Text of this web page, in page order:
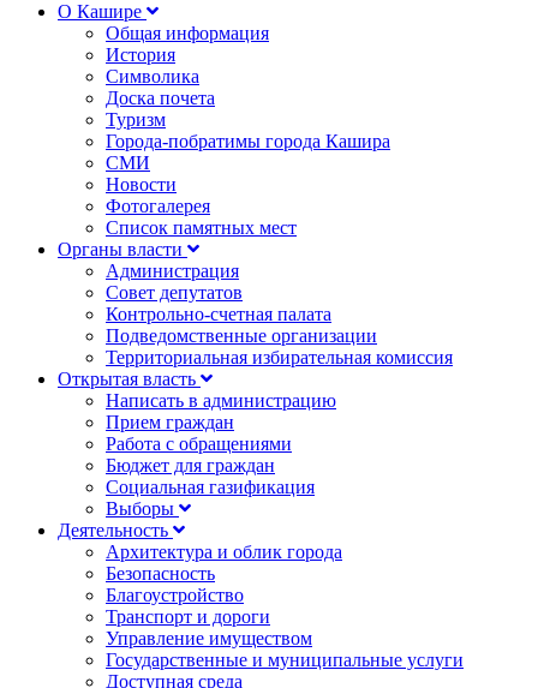
О Кашире
Общая информация
История
Символика
Доска почета
Туризм
Города-побратимы города Кашира
СМИ
Новости
Фотогалерея
Список памятных мест
Органы власти
Администрация
Совет депутатов
Контрольно-счетная палата
Подведомственные организации
Территориальная избирательная комиссия
Открытая власть
Написать в администрацию
Прием граждан
Работа с обращениями
Бюджет для граждан
Социальная газификация
Выборы
Деятельность
Архитектура и облик города
Безопасность
Благоустройство
Транспорт и дороги
Управление имуществом
Государственные и муниципальные услуги
Доступная среда